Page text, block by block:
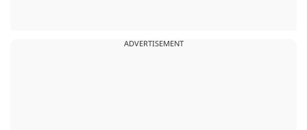
ADVERTISEMENT